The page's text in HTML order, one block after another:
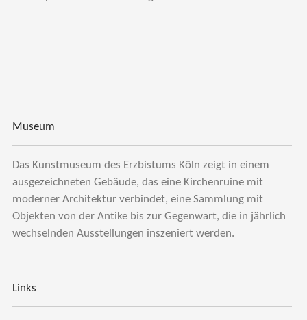
Museum
Das Kunstmuseum des Erzbistums Köln zeigt in einem
ausgezeichneten Gebäude, das eine Kirchenruine mit
moderner Architektur verbindet, eine Sammlung mit
Objekten von der Antike bis zur Gegenwart, die in jährlich
wechselnden Ausstellungen inszeniert werden.
Links